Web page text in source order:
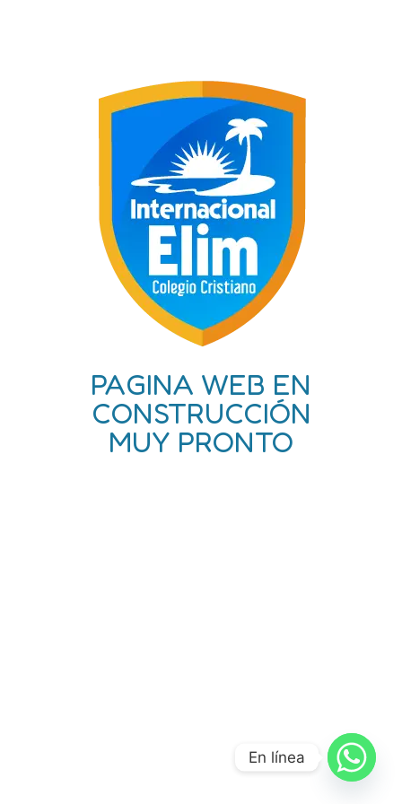
PAGINA WEB EN
CONSTRUCCIÓN
MUY PRONTO
En línea